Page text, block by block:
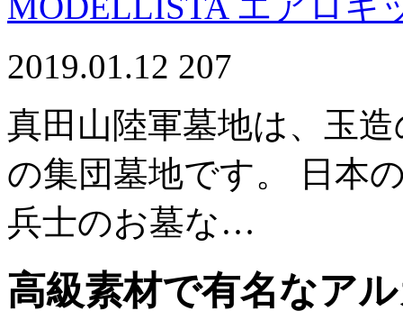
2019.01.12 207
真田山陸軍墓地は、玉
の集団墓地です。 日本
兵士のお墓な…
高級素材で有名なア